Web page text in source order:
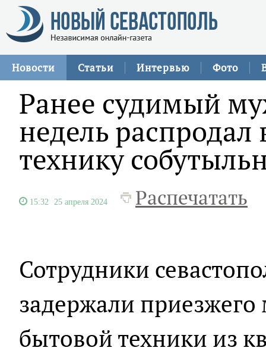
Новости Статьи Интервью Фото
Ранее судимый
недель
технику
15:32 25 апреля 2024 Распечатать
Сотрудники
задержали
бытовой техники из